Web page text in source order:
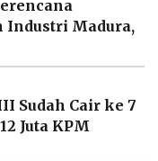
Industri Madura,
Sudah Cair ke 7
Juta KPM